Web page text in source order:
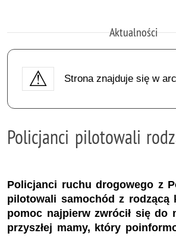
Aktualności
Strona znajduje się w
Policjanci pilotowali
Policjanci ruchu drogowego z
pilotowali samochód z rodzącą
pomoc najpierw zwrócił się do
przyszłej mamy, który